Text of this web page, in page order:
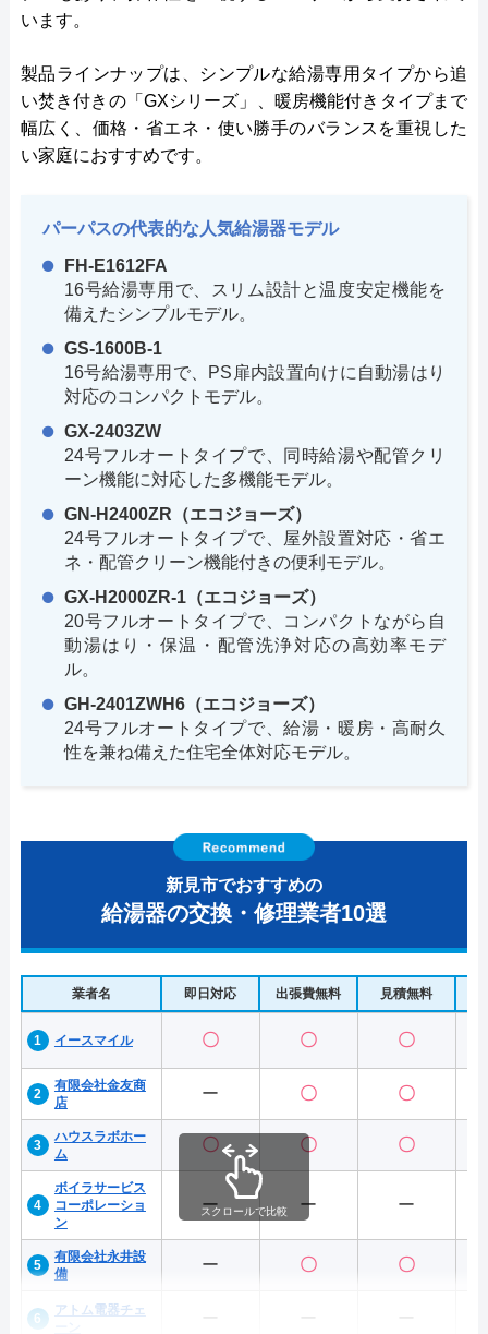
います。
製品ラインナップは、シンプルな給湯専用タイプから追
い焚き付きの「GXシリーズ」、暖房機能付きタイプまで
幅広く、価格・省エネ・使い勝手のバランスを重視した
い家庭におすすめです。
パーパスの代表的な人気給湯器モデル
FH-E1612FA
16号給湯専用で、スリム設計と温度安定機能を
備えたシンプルモデル。
GS-1600B-1
16号給湯専用で、PS扉内設置向けに自動湯はり
対応のコンパクトモデル。
GX-2403ZW
24号フルオートタイプで、同時給湯や配管クリ
ーン機能に対応した多機能モデル。
GN-H2400ZR（エコジョーズ）
24号フルオートタイプで、屋外設置対応・省エ
ネ・配管クリーン機能付きの便利モデル。
GX-H2000ZR-1（エコジョーズ）
20号フルオートタイプで、コンパクトながら自
動湯はり・保温・配管洗浄対応の高効率モデ
ル。
GH-2401ZWH6（エコジョーズ）
24号フルオートタイプで、給湯・暖房・高耐久
性を兼ね備えた住宅全体対応モデル。
新見市でおすすめの
給湯器の交換・修理業者10選
業者名 即日対応 出張費無料 見積無料
イースマイル 〇 〇 〇
有限会社金友商
店
ー 〇 〇
ハウスラボホー
ム
〇 〇 〇
ボイラサービス
コーポレーショ
ン
ー ー ー
有限会社永井設
備
ー 〇 〇
アトム電器チェ
スクロールで比較